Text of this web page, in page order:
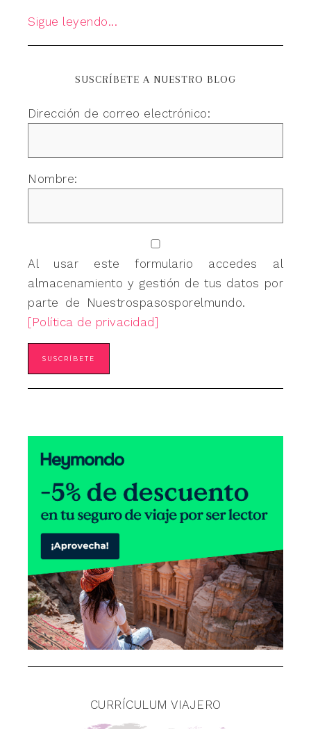
Sigue leyendo...
SUSCRÍBETE A NUESTRO BLOG
Dirección de correo electrónico:
Nombre:
Al usar este formulario accedes al
almacenamiento y gestión de tus datos por
parte de Nuestrospasosporelmundo.
[Política de privacidad]
CURRÍCULUM VIAJERO